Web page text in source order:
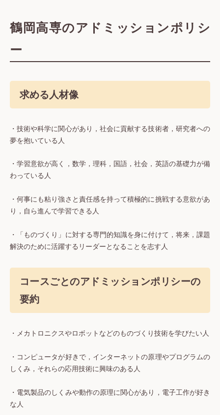
鶴岡高専のアドミッションポリシ
ー
求める人材像
・技術や科学に関心があり，社会に貢献する技術者，研究者への
夢を抱いている人
・学習意欲が高く，数学，理科，国語，社会，英語の基礎力が備
わっている人
・何事にも粘り強さと責任感を持って積極的に挑戦する意欲があ
り，自ら進んで学習できる人
・「ものづくり」に対する専門的知識を身に付けて，将来，課題
解決のために活躍するリーダーとなることを志す人
コースごとのアドミッションポリシーの
要約
・メカトロニクスやロボットなどのものづくり技術を学びたい人
・コンピュータが好きで，インターネットの原理やプログラムの
しくみ，それらの応用技術に興味のある人
・電気製品のしくみや動作の原理に関心があり，電子工作が好き
な人